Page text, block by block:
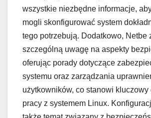
wszystkie niezbędne informacje,
mogli skonfigurować system
tego potrzebują. Dodatkowo, Netbe
szczególną uwagę na aspekty
oferując porady dotyczące
systemu oraz zarządzania
użytkowników, co stanowi kluczowy
pracy z systemem Linux.